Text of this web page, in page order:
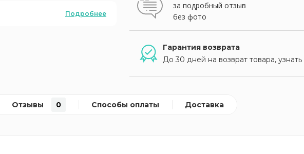
Подробнее
за подробный отзыв
без фото
Гарантия возврата
До 30 дней на возврат товара, узнать
Отзывы 0 Способы оплаты Доставка